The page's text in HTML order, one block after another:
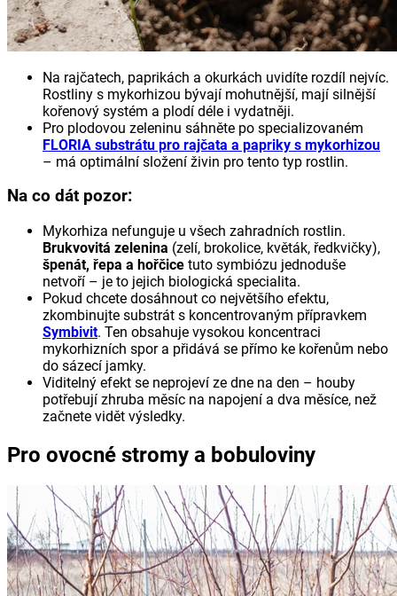
Na rajčatech, paprikách a okurkách uvidíte rozdíl nejvíc.
Rostliny s mykorhizou bývají mohutnější, mají silnější
kořenový systém a plodí déle i vydatněji.
Pro plodovou zeleninu sáhněte po specializovaném
FLORIA substrátu pro rajčata a papriky s mykorhizou
– má optimální složení živin pro tento typ rostlin.
Na co dát pozor:
Mykorhiza nefunguje u všech zahradních rostlin.
Brukvovitá zelenina (zelí, brokolice, květák, ředkvičky),
špenát, řepa a hořčice tuto symbiózu jednoduše
netvoří – je to jejich biologická specialita.
Pokud chcete dosáhnout co největšího efektu,
zkombinujte substrát s koncentrovaným přípravkem
Symbivit. Ten obsahuje vysokou koncentraci
mykorhizních spor a přidává se přímo ke kořenům nebo
do sázecí jamky.
Viditelný efekt se neprojeví ze dne na den – houby
potřebují zhruba měsíc na napojení a dva měsíce, než
začnete vidět výsledky.
Pro ovocné stromy a bobuloviny